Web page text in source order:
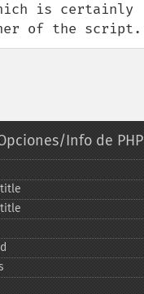
is certainly
of the script.
Info de PHP